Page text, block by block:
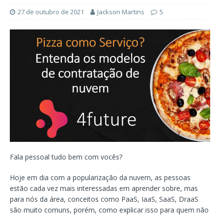
27 de outubro de 2021 Jackson Martins 5
Fala pessoal tudo bem com vocês?
Hoje em dia com a popularização da nuvem, as pessoas
estão cada vez mais interessadas em aprender sobre, mas
para nós da área, conceitos como PaaS, IaaS, SaaS, DraaS
são muito comuns, porém, como explicar isso para quem não